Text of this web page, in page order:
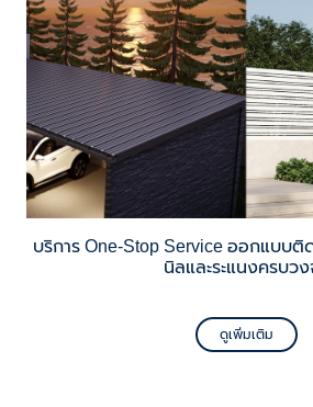
บริการ One-Stop Service ออกแบบ
นิลและระแนงครบวง
ดูเพิ่มเติม